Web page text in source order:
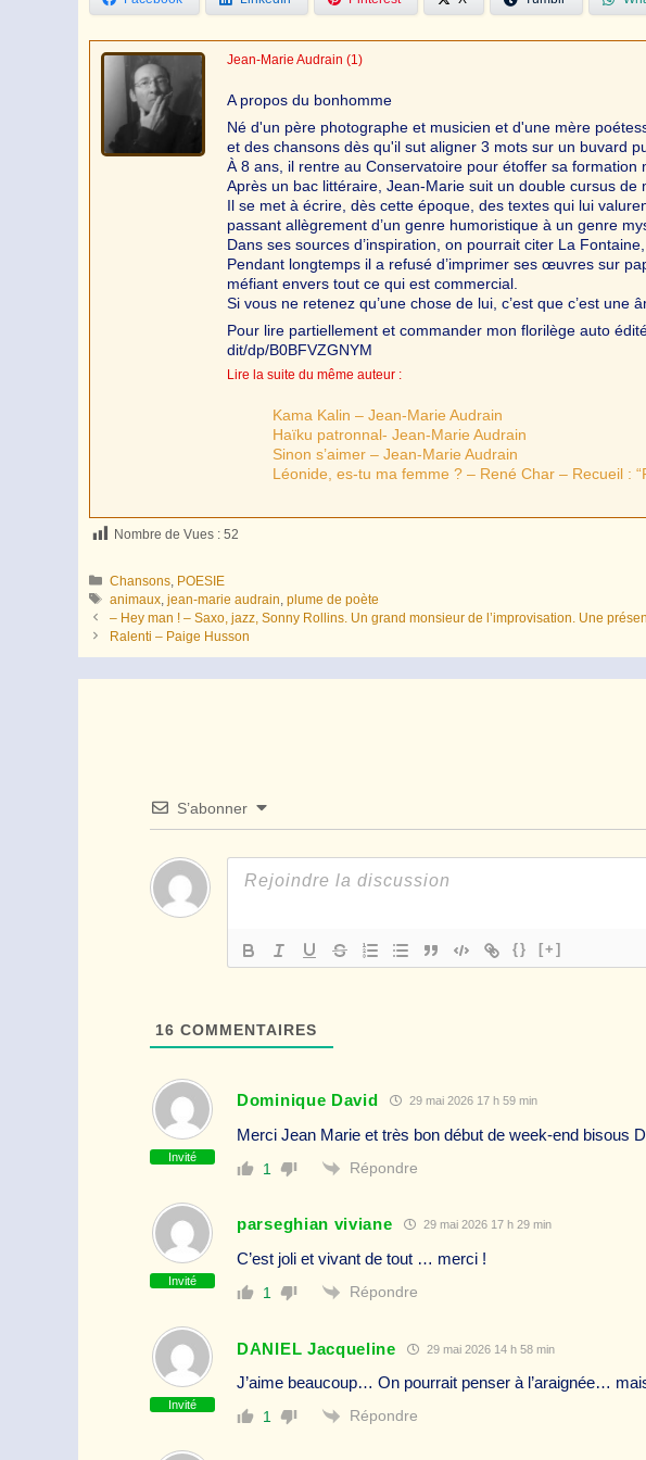
Jean-Marie Audrain (1)
A propos du bonhomme
Né d'un père photographe et musicien et d'une mère
et des chansons dès qu'il sut aligner 3 mots sur un buvard
À 8 ans, il rentre au Conservatoire pour étoffer sa formation
Après un bac littéraire, Jean-Marie suit un double cursus de
Il se met à écrire, dès cette époque, des textes qui lui
passant allègrement d’un genre humoristique à un genre
Dans ses sources d’inspiration, on pourrait citer La
Pendant longtemps il a refusé d’imprimer ses œuvres sur
méfiant envers tout ce qui est commercial.
Si vous ne retenez qu’une chose de lui, c’est que c’est une
Pour lire partiellement et commander mon florilège auto
dit/dp/B0BFVZGNYM
Lire la suite du même auteur :
Kama Kalin – Jean-Marie Audrain
Haïku patronnal- Jean-Marie Audrain
Sinon s’aimer – Jean-Marie Audrain
Léonide, es-tu ma femme ? – René Char – Recueil :
Nombre de Vues : 52
Catégories
Chansons POESIE
Étiquettes
animaux ,jean-marie audrain ,plume de poète
– Hey man ! – Saxo, jazz, Sonny Rollins. Un grand monsieur de l’improvisation. Une
Ralenti – Paige Husson
S’abonner
{} [+]
16 COMMENTAIRES
Invité
Dominique David 29 mai 2026 17 h 59 min
Merci Jean Marie et très bon début de week-end bisous
1 Répondre
Invité
parseghian viviane 29 mai 2026 17 h 29 min
C’est joli et vivant de tout … merci !
1 Répondre
Invité
DANIEL Jacqueline 29 mai 2026 14 h 58 min
J’aime beaucoup… On pourrait penser à l’araignée…
1 Répondre